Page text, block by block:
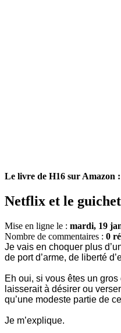
Le livre de H16 sur Amazon :
Netflix et le
Mise en ligne le : mardi, 19
Nombre de commentaires : 0
Je vais en choquer plus
de port d’arme, de liberté
Eh oui, si vous êtes un
laisserait à désirer ou
qu’une modeste partie de
Je m’explique.